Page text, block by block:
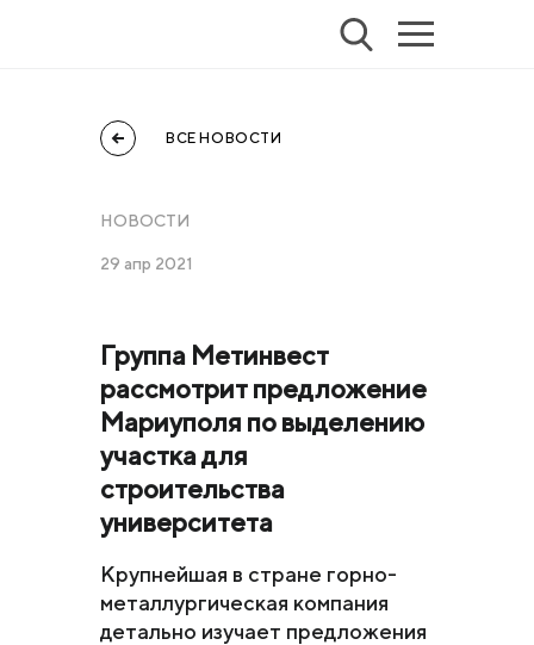
ВСЕ НОВОСТИ
НОВОСТИ
29 апр 2021
Группа Метинвест
рассмотрит предложение
Мариуполя по выделению
участка для
строительства
университета
Крупнейшая в стране горно-
металлургическая компания
детально изучает предложения